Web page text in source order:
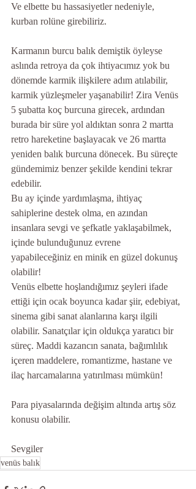
Ve elbette bu hassasiyetler nedeniyle,
kurban rolüne girebiliriz.
Karmanın burcu balık demiştik öyleyse
aslında retroya da çok ihtiyacımız yok bu
dönemde karmik ilişkilere adım atılabilir,
karmik yüzleşmeler yaşanabilir! Zira Venüs
5 şubatta koç burcuna girecek, ardından
burada bir süre yol aldıktan sonra 2 martta
retro hareketine başlayacak ve 26 martta
yeniden balık burcuna dönecek. Bu süreçte
gündemimiz benzer şekilde kendini tekrar
edebilir.
Bu ay içinde yardımlaşma, ihtiyaç
sahiplerine destek olma, en azından
insanlara sevgi ve şefkatle yaklaşabilmek,
içinde bulunduğunuz evrene
yapabileceğiniz en minik en güzel dokunuş
olabilir!
Venüs elbette hoşlandığımız şeyleri ifade
ettiği için ocak boyunca kadar şiir, edebiyat,
sinema gibi sanat alanlarına karşı ilgili
olabilir. Sanatçılar için oldukça yaratıcı bir
süreç. Maddi kazancın sanata, bağımlılık
içeren maddelere, romantizme, hastane ve
ilaç harcamalarına yatırılması mümkün!
Para piyasalarında değişim altında artış söz
konusu olabilir.
Sevgiler
venüs balık